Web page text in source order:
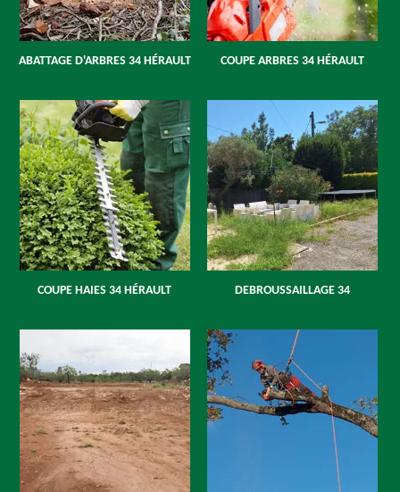
ABATTAGE D'ARBRES 34 HÉRAULT COUPE ARBRES 34 HÉRAULT
COUPE HAIES 34 HÉRAULT DEBROUSSAILLAGE 34